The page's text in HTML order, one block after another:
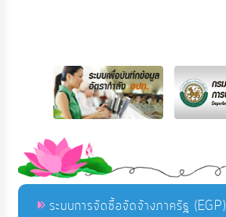
ระบบการจัดซื้อจัดจ้างภาครัฐ (EGP)